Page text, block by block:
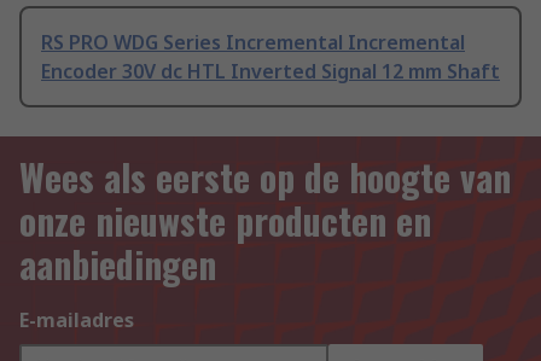
RS PRO WDG Series Incremental Incremental
Encoder 30V dc HTL Inverted Signal 12 mm Shaft
Wees als eerste op de hoogte van
onze nieuwste producten en
aanbiedingen
E-mailadres